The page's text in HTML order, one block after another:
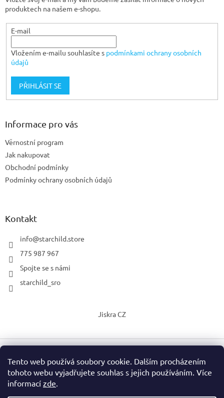
Tento web používá soubory cookie. Dalším procházením
tohoto webu vyjadřujete souhlas s jejich používáním. Více
informací zde.
produktech na našem e-shopu.
E-mail
Vložením e-mailu souhlasíte s podmínkami ochrany osobních
údajů
PŘIHLÁSIT SE
Informace pro vás
Věrnostní program
Jak nakupovat
Obchodní podmínky
Podmínky ochrany osobních údajů
Kontakt
info@starchild.store
775 987 967
Spojte se s námi
starchild_sro
Jiskra CZ
Vytvořil Shoptet